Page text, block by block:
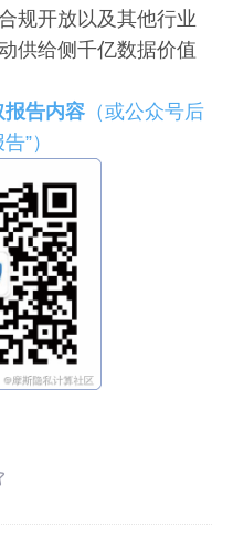
规开放以及其他行业
供给侧千亿数据价值
报告内容 （或公众号后
”）